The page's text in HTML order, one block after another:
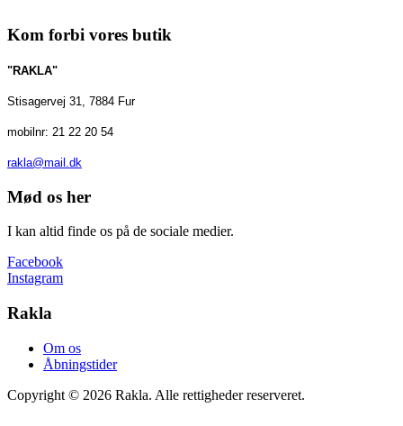
Kom forbi vores butik
"RAKLA"
Stisagervej 31, 7884 Fur
mobilnr: 21 22 20 54
rakla@mail.dk
Mød os her
I kan altid finde os på de sociale medier.
Facebook
Instagram
Rakla
Om os
Åbningstider
Copyright © 2026 Rakla. Alle rettigheder reserveret.